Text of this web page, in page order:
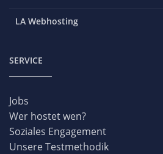
LA Webhosting
SERVICE
Jobs
Wer hostet wen?
Soziales Engagement
Unsere Testmethodik